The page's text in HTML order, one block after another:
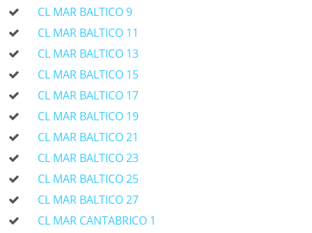
CL MAR BALTICO 9
CL MAR BALTICO 11
CL MAR BALTICO 13
CL MAR BALTICO 15
CL MAR BALTICO 17
CL MAR BALTICO 19
CL MAR BALTICO 21
CL MAR BALTICO 23
CL MAR BALTICO 25
CL MAR BALTICO 27
CL MAR CANTABRICO 1